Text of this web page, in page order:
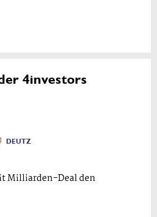
4investors
DEUTZ
Milliarden-Deal den